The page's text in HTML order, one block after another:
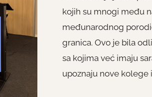
kojih su mnogi među
međunarodnog
granica. Ovo je bila
sa kojima već imaju
upoznaju nove kolege